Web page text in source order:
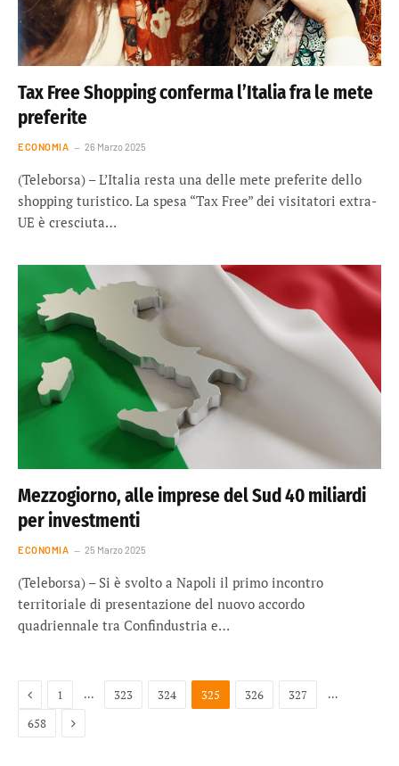
Tax Free Shopping conferma l’Italia fra le mete
preferite
ECONOMIA 26 Marzo 2025
(Teleborsa) – L’Italia resta una delle mete preferite dello
shopping turistico. La spesa “Tax Free” dei visitatori extra-
UE è cresciuta…
Mezzogiorno, alle imprese del Sud 40 miliardi
per investmenti
ECONOMIA 25 Marzo 2025
(Teleborsa) – Si è svolto a Napoli il primo incontro
territoriale di presentazione del nuovo accordo
quadriennale tra Confindustria e…
Previous
1 … 323 324 325 326 327
…
658
Next